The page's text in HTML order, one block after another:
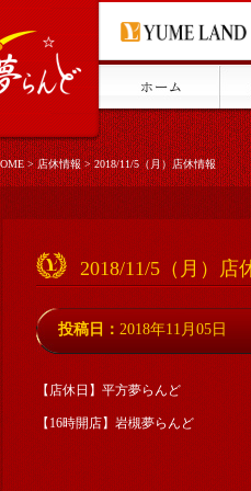
>店休情報>2018/11/5（月）店休情報
2018/11/5（月）店
投稿日： 2018年11月05日
【店休日】平方夢らんど
【16時開店】岩槻夢らんど